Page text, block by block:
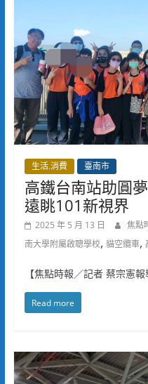
生活.消費 臺南市
高鐵台南站助圓
遠眺101新視界
2025 年 5 月 13 日 焦點
南大學附屬啟聰學校, 貓空纜車,
【焦點時報／記者 蔡宗憲
Read more